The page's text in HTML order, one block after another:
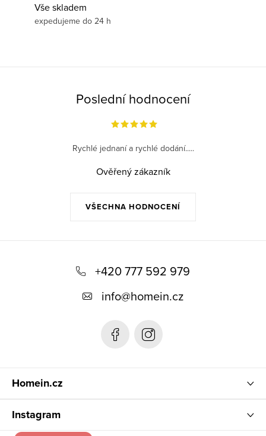
Vše skladem
expedujeme do 24 h
Poslední hodnocení
VŠECHNA HODNOCENÍ
Rychlé jednaní a rychlé dodání.....
Ověřený zákazník
+420 777 592 979
info@homein.cz
Homein.cz
Instagram